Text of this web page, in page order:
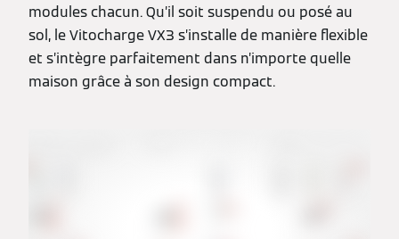
modules chacun. Qu’il soit suspendu ou posé au
sol, le Vitocharge VX3 s’installe de manière flexible
et s’intègre parfaitement dans n’importe quelle
maison grâce à son design compact.